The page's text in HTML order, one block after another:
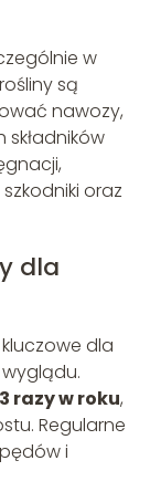
w
są
nawozy,
oraz
dla
dla
razy w roku,
Regularne
i